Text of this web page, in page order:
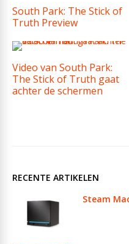
South Park: The Stick of
Truth Preview
Video van South Park:
The Stick of Truth gaat
achter de schermen
RECENTE ARTIKELEN
Steam